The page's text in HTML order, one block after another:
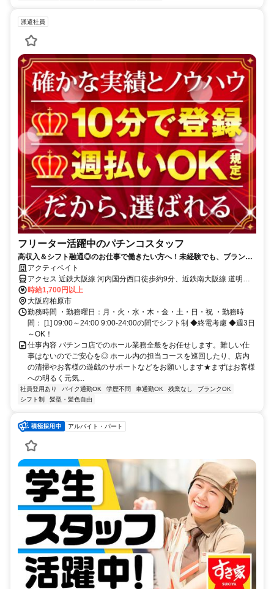
派遣社員
フリーター活躍中のパチンコスタッフ
高収入＆シフト融通◎のお仕事で働きたい方へ！未経験でも、ブランク
ありでも大歓迎♪
アクティベイト
アクセス 近鉄大阪線 河内国分西口徒歩約9分、近鉄南大阪線 道明寺
徒歩約16分、近鉄道明寺線 道明寺徒歩約16分
時給1,700円以上
大阪府柏原市
勤務時間 ・勤務曜日：月・火・水・木・金・土・日・祝 ・勤務時
間： [1] 09:00～24:00 9:00-24:00の間でシフト制 ◆終電考慮 ◆週3日
～OK！
仕事内容 パチンコ店でのホール業務全般をお任せします。難しい仕
事はないのでご安心を◎ ホール内の担当コースを巡回したり、店内
の清掃やお客様の遊戯のサポートなどをお願いします★まずはお客様
への明るく元気...
社員登用あり バイク通勤OK 学歴不問 車通勤OK 残業なし
ブランクOK
シフト制
髪型・髪色自由
アルバイト・パート